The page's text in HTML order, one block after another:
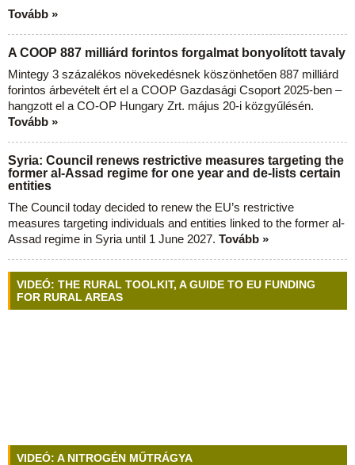
Tovább »
A COOP 887 milliárd forintos forgalmat bonyolított tavaly
Mintegy 3 százalékos növekedésnek köszönhetően 887 milliárd
forintos árbevételt ért el a COOP Gazdasági Csoport 2025-ben –
hangzott el a CO-OP Hungary Zrt. május 20-i közgyűlésén.
Tovább »
Syria: Council renews restrictive measures targeting the
former al-Assad regime for one year and de-lists certain
entities
The Council today decided to renew the EU’s restrictive
measures targeting individuals and entities linked to the former al-
Assad regime in Syria until 1 June 2027. Tovább »
VIDEÓ: THE RURAL TOOLKIT, A GUIDE TO EU FUNDING
FOR RURAL AREAS
VIDEÓ: A NITROGÉN MŰTRÁGYA